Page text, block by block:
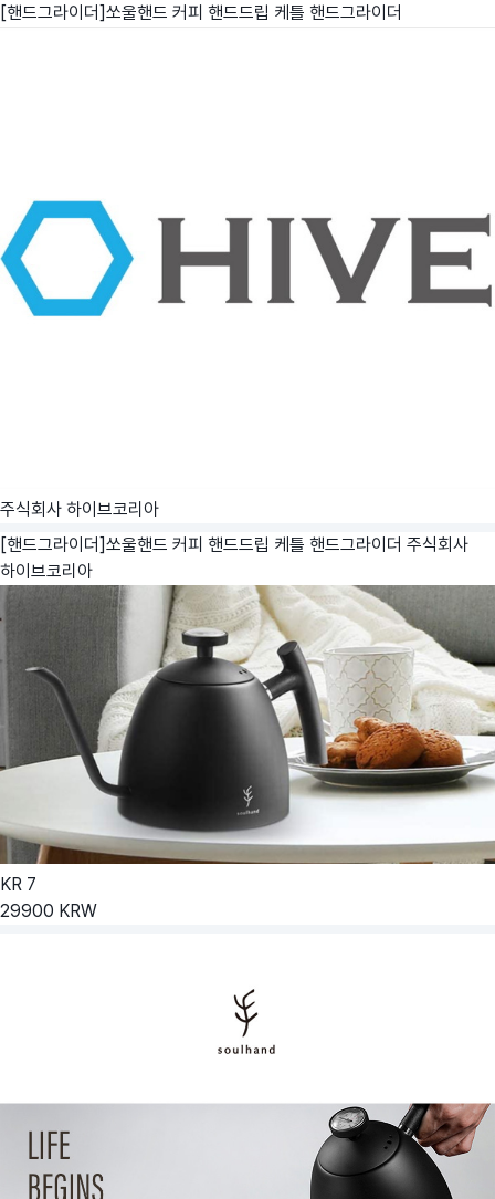
[핸드그라이더]쏘울핸드 커피 핸드드립 케틀 핸드그라이더
주식회사 하이브코리아
[핸드그라이더]쏘울핸드 커피 핸드드립 케틀 핸드그라이더 주식회사
하이브코리아
KR 7
29900 KRW